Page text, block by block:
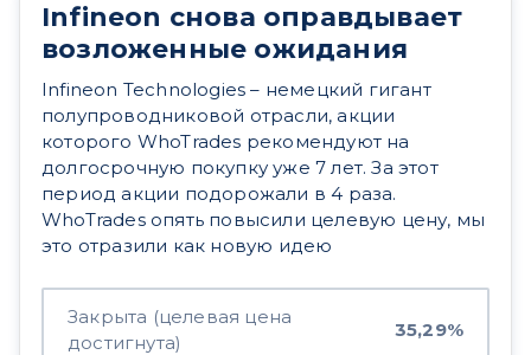
Infineon снова оправдывает
возложенные ожидания
Infineon Technologies – немецкий гигант
полупроводниковой отрасли, акции
которого WhoTrades рекомендуют на
долгосрочную покупку уже 7 лет. За этот
период акции подорожали в 4 раза.
WhoTrades опять повысили целевую цену, мы
это отразили как новую идею
Закрыта (целевая цена
достигнута)
35,29%